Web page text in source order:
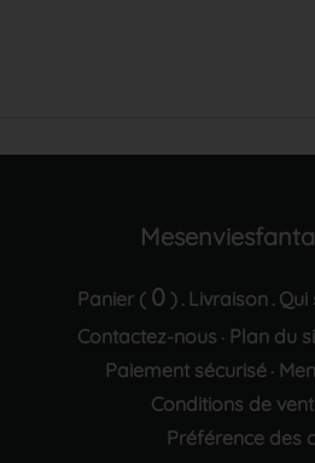
Panier ( 0 ) . Livraison .
Contactez-nous · Plan du
Paiement sécurisé·
Conditions de
Préférence des